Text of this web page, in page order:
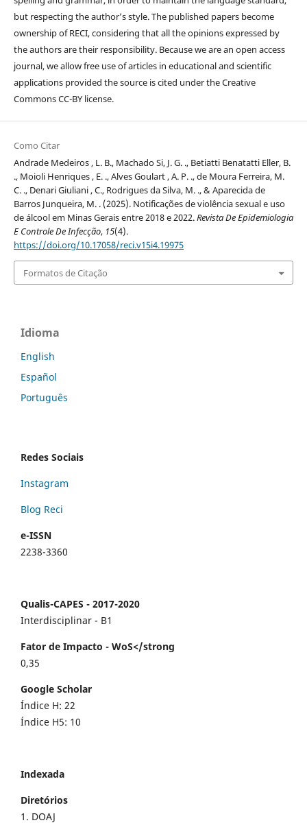
but respecting the author’s style. The published papers become
ownership of RECI, considering that all the opinions expressed by
the authors are their responsibility. Because we are an open access
journal, we allow free use of articles in educational and scientific
applications provided the source is cited under the Creative
Commons CC-BY license.
Como Citar
Andrade Medeiros , L. B., Machado Si, J. G. ., Betiatti Benatatti Eller, B.
., Moioli Henriques , E. ., Alves Goulart , A. P. ., de Moura Ferreira, M.
C. ., Denari Giuliani , C., Rodrigues da Silva, M. ., & Aparecida de
Barros Junqueira, M. . (2025). Notificações de violência sexual e uso
de álcool em Minas Gerais entre 2018 e 2022.Revista De Epidemiologia
E Controle De Infecção, 15(4).
https://doi.org/10.17058/reci.v15i4.19975
Formatos de Citação
Idioma
English
Español
Português
Redes Sociais
Instagram
Blog Reci
e-ISSN
2238-3360
Qualis-CAPES - 2017-2020
Interdisciplinar - B1
Fator de Impacto - WoS</strong
0,35
Google Scholar
Índice H: 22
Índice H5: 10
Indexada
Diretórios
1. DOAJ